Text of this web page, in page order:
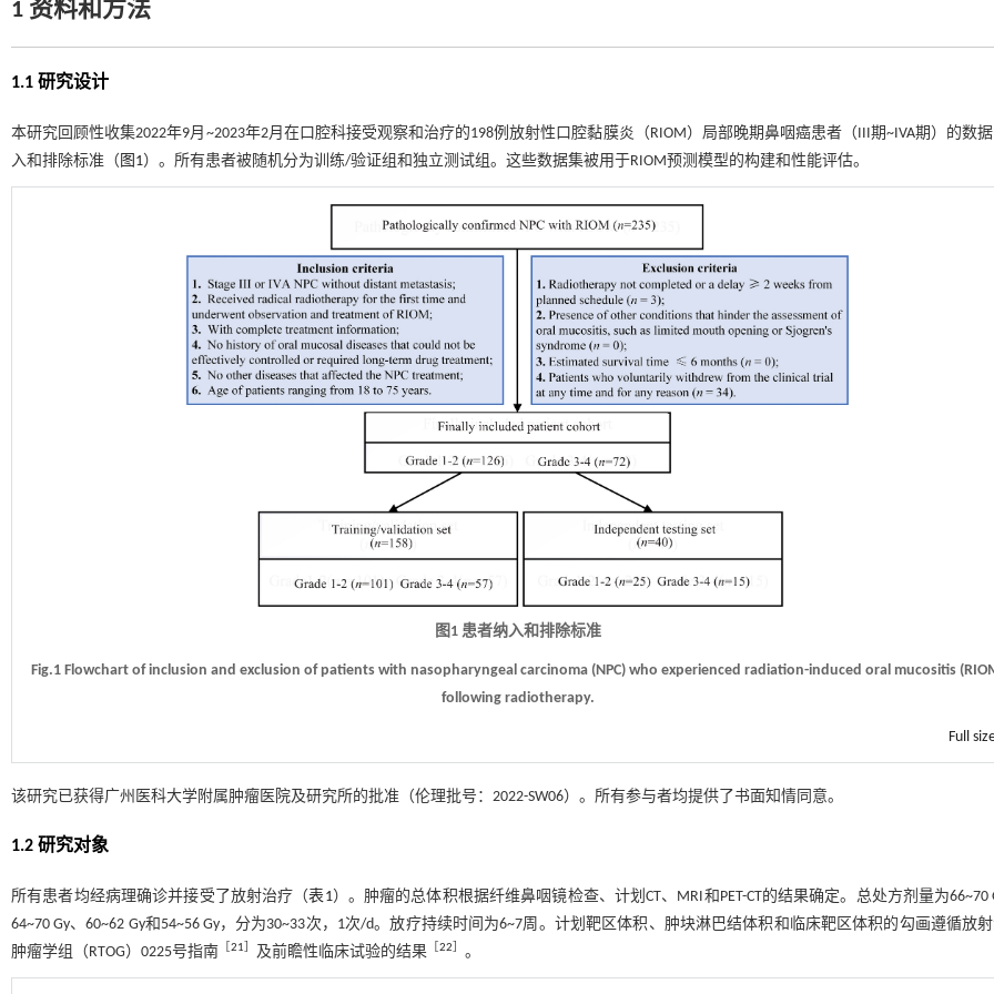
1 资料和方法
1.1 研究设计
本研究回顾性收集2022年9月~2023年2月在口腔科接受观察和治疗的198例放射性口腔黏膜炎（RIOM）局部晚期鼻咽癌患者（III期~IVA期）的数
入和排除标准（ 图1）。所有患者被随机分为训练/验证组和独立测试组。这些数据集被用于RIOM预测模型的构建和性能评估。
图1 患者纳入和排除标准
Fig.1 Flowchart of inclusion and exclusion of patients with nasopharyngeal carcinoma (NPC) who experienced radiation-induced oral mucositis
following radiotherapy.
Full
该研究已获得广州医科大学附属肿瘤医院及研究所的批准（伦理批号：2022-SW06）。所有参与者均提供了书面知情同意。
1.2 研究对象
所有患者均经病理确诊并接受了放射治疗（表1）。肿瘤的总体积根据纤维鼻咽镜检查、计划CT、MRI和PET-CT的结果确定。总处方剂量为66~70
64~70 Gy、60~62 Gy和54~56 Gy，分为30~33次，1次/d。放疗持续时间为6~7周。计划靶区体积、肿块淋巴结体积和临床靶区体积的勾画遵循放
肿瘤学组（RTOG）0225号指南
21 及前瞻性临床试验的结果 22 。